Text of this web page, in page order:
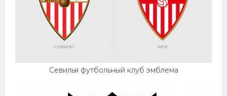
Севилья футбольный клуб эмблема